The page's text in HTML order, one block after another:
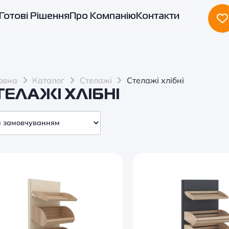
Рішення Про КомпаніюКонтакти
Каталог Стелажі Стелажі хлібні
ХЛІБНІ